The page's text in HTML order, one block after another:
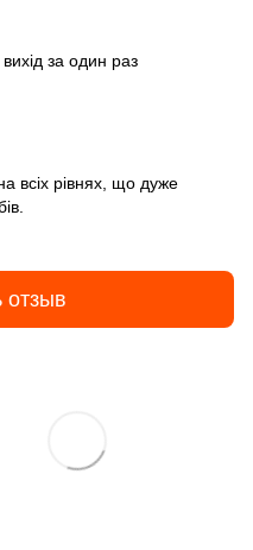
за один раз
всіх рівнях, що дуже
отзыв